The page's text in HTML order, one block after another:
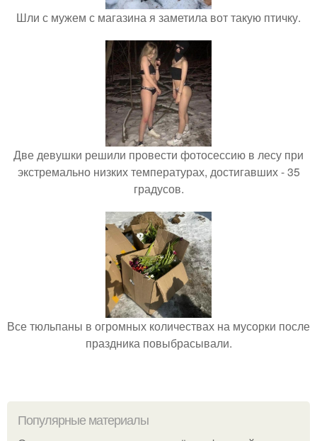
Шли с мужем с магазина я заметила вот такую птичку.
Две девушки решили провести фотосессию в лесу при
экстремально низких температурах, достигавших - 35
градусов.
Все тюльпаны в огромных количествах на мусорки после
праздника повыбрасывали.
Популярные материалы